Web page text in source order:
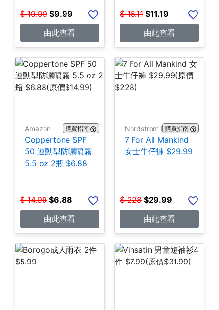
$ 19.99 $9.99
由此查看
$ 16.11 $11.19
由此查看
Amazon 購買指南
Coppertone SPF
50 運動型防曬噴霧
5.5 oz 2瓶 $6.88
$ 14.99 $6.88
由此查看
Nordstrom Rack購買指南
7 For All Mankind
女士牛仔褲 $29.99
$ 228 $29.99
由此查看